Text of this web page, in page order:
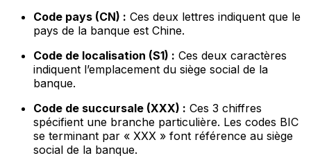
Code pays (CN) : Ces deux lettres indiquent que le
pays de la banque est Chine.
Code de localisation (S1) : Ces deux caractères
indiquent l’emplacement du siège social de la
banque.
Code de succursale (XXX) : Ces 3 chiffres
spécifient une branche particulière. Les codes BIC
se terminant par « XXX » font référence au siège
social de la banque.